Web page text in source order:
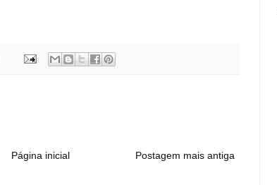
Postagem mais antiga
Página inicial